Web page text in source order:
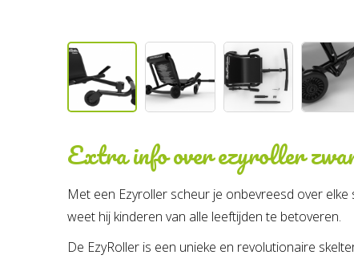
Extra info overezyroller
Met een Ezyroller scheur je onbevreesd over
weet hij kinderen van alle leeftijden te betoveren.
De EzyRoller is een unieke en revolutionaire